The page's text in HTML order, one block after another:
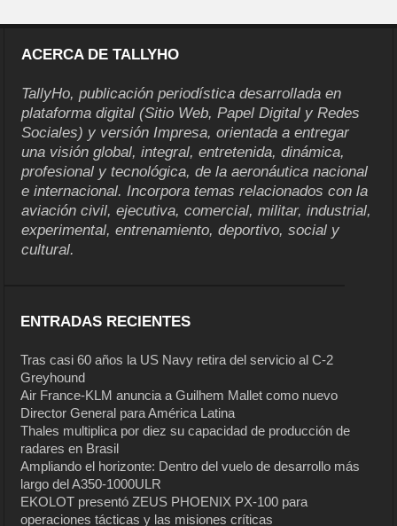
ACERCA DE TALLYHO
TallyHo, publicación periodística desarrollada en
plataforma digital (Sitio Web, Papel Digital y Redes
Sociales) y versión Impresa, orientada a entregar
una visión global, integral, entretenida, dinámica,
profesional y tecnológica, de la aeronáutica nacional
e internacional. Incorpora temas relacionados con la
aviación civil, ejecutiva, comercial, militar, industrial,
experimental, entrenamiento, deportivo, social y
cultural.
ENTRADAS RECIENTES
Tras casi 60 años la US Navy retira del servicio al C-2
Greyhound
Air France-KLM anuncia a Guilhem Mallet como nuevo
Director General para América Latina
Thales multiplica por diez su capacidad de producción de
radares en Brasil
Ampliando el horizonte: Dentro del vuelo de desarrollo más
largo del A350-1000ULR
EKOLOT presentó ZEUS PHOENIX PX-100 para
operaciones tácticas y las misiones críticas